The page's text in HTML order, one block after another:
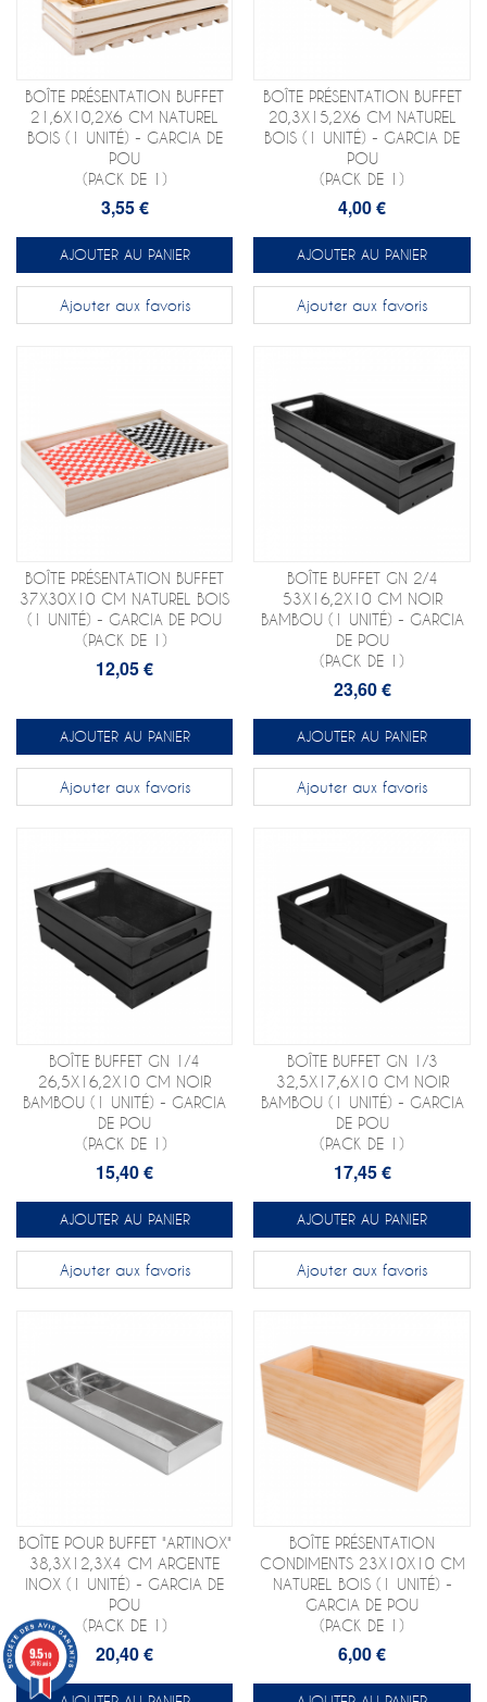
BOÎTE PRÉSENTATION BUFFET
21,6X10,2X6 CM NATUREL
BOIS (1 UNITÉ) - GARCIA DE
POU
(PACK DE 1)
3,55 €
AJOUTER AU PANIER
Ajouter aux favoris
BOÎTE PRÉSENTATION BUFFET
20,3X15,2X6 CM NATUREL
BOIS (1 UNITÉ) - GARCIA DE
POU
(PACK DE 1)
4,00 €
AJOUTER AU PANIER
Ajouter aux favoris
BOÎTE PRÉSENTATION BUFFET
37X30X10 CM NATUREL BOIS
(1 UNITÉ) - GARCIA DE POU
(PACK DE 1)
12,05 €
AJOUTER AU PANIER
Ajouter aux favoris
BOÎTE BUFFET GN 2/4
53X16,2X10 CM NOIR
BAMBOU (1 UNITÉ) - GARCIA
DE POU
(PACK DE 1)
23,60 €
AJOUTER AU PANIER
Ajouter aux favoris
BOÎTE BUFFET GN 1/4
26,5X16,2X10 CM NOIR
BAMBOU (1 UNITÉ) - GARCIA
DE POU
(PACK DE 1)
15,40 €
AJOUTER AU PANIER
Ajouter aux favoris
BOÎTE BUFFET GN 1/3
32,5X17,6X10 CM NOIR
BAMBOU (1 UNITÉ) - GARCIA
DE POU
(PACK DE 1)
17,45 €
AJOUTER AU PANIER
Ajouter aux favoris
BOÎTE POUR BUFFET "ARTINOX"
38,3X12,3X4 CM ARGENTE
INOX (1 UNITÉ) - GARCIA DE
POU
(PACK DE 1)
20,40 €
BOÎTE PRÉSENTATION
CONDIMENTS 23X10X10 CM
NATUREL BOIS (1 UNITÉ) -
GARCIA DE POU
(PACK DE 1)
6,00 €
9.5/10
2416 avis